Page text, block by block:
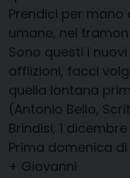
Prendici per
umane, nei
Sono questi i
afflizioni, facci
quella lontana
(Antonio Bello,
Brindisi, 1
Prima domenica
+ Giovanni